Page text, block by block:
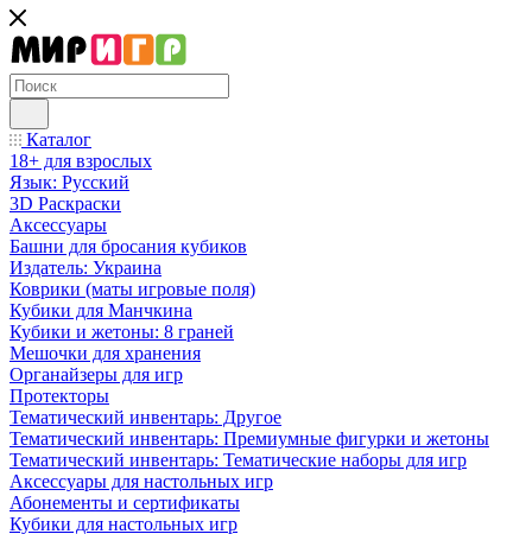
Каталог
18+ для взрослых
Язык: Русский
3D Раскраски
Аксессуары
Башни для бросания кубиков
Издатель: Украина
Коврики (маты игровые поля)
Кубики для Манчкина
Кубики и жетоны: 8 граней
Мешочки для хранения
Органайзеры для игр
Протекторы
Тематический инвентарь: Другое
Тематический инвентарь: Премиумные фигурки и жетоны
Тематический инвентарь: Тематические наборы для игр
Аксессуары для настольных игр
Абонементы и сертификаты
Кубики для настольных игр